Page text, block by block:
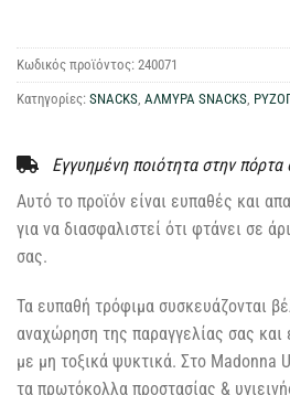
Κωδικός προϊόντος: 240071
Κατηγορίες: SNACKS ΑΛΜΥΡΑ SNACKS
Εγγυημένη ποιότητα στην πόρτα
Αυτό το προϊόν είναι ευπαθές και
για να διασφαλιστεί ότι φτάνει σε
σας.
Τα ευπαθή τρόφιμα συσκευάζονται
αναχώρηση της παραγγελίας σας και
με μη τοξικά ψυκτικά. Στο Madonna
τα πρωτόκολλα προστασίας &